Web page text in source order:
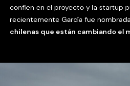
confíen en el proyecto y la startup
recientemente García fue
chilenas que están cambiando el